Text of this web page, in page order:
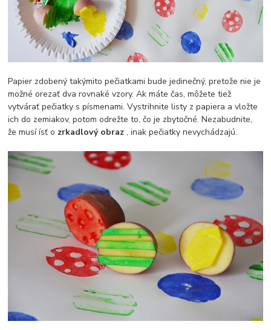
Papier zdobený takýmito pečiatkami bude jedinečný, pretože nie je
možné orezať dva rovnaké vzory. Ak máte čas, môžete tiež
vytvárať pečiatky s písmenami. Vystrihnite listy z papiera a vložte
ich do zemiakov, potom odrežte to, čo je zbytočné. Nezabudnite,
že musí ísť o zrkadlový obraz, inak pečiatky nevychádzajú.